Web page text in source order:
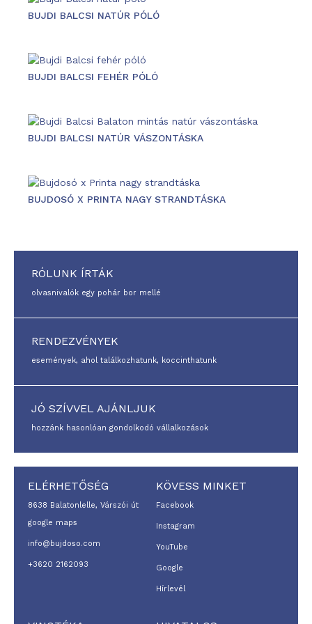
BUJDI BALCSI NATÚR PÓLÓ
BUJDI BALCSI FEHÉR PÓLÓ
BUJDI BALCSI NATÚR VÁSZONTÁSKA
BUJDOSÓ X PRINTA NAGY STRANDTÁSKA
RÓLUNK ÍRTÁK
olvasnivalók egy pohár bor mellé
RENDEZVÉNYEK
események, ahol találkozhatunk, koccinthatunk
JÓ SZÍVVEL AJÁNLJUK
hozzánk hasonlóan gondolkodó vállalkozások
ELÉRHETŐSÉG
8638 Balatonlelle, Várszói út
google maps
info@bujdoso.com
+3620 2162093
KÖVESS MINKET
Facebook
Instagram
YouTube
Google
Hírlevél